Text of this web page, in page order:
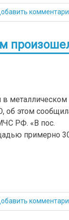
металлическом
об этом
РФ. «В пос.
примерно